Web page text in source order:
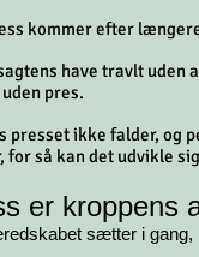
kommer efter
have travlt uden
pres.
presset ikke falder, og
for så kan det udvikle
er kroppens
sætter i gang,